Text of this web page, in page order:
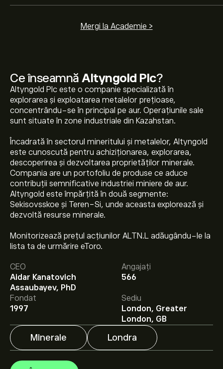
Ce înseamnă Altyngold Plc?
Altyngold Plc este o companie specializată în
explorarea și exploatarea metalelor prețioase,
concentrându-se în principal pe aur. Operațiunile sale
sunt situate în zone industriale din Kazahstan.
Încadrată în sectorul mineritului și metalelor, Altyngold
este cunoscută pentru achiziționarea, explorarea,
descoperirea și dezvoltarea proprietăților minerale.
Compania are un portofoliu de produse ce aduce
contribuții semnificative industriei miniere de aur.
Altyngold este împărțită în două segmente:
Sekisovsskoe și Teren-Si, unde aceasta explorează și
dezvoltă resurse minerale.
Monitorizează prețul acțiunilor ALTN.L adăugându-le la
lista ta de urmărire eToro.
CEO
Aidar Kanatovich
Assaubayev, PhD
Angajați
566
Fondat
1997
Sediu
London, Greater
London, GB
Minerale Londra
Mergi la Academie >
Prețul actual al acțiunilor ALTN.L este 978.00‎p‎.
Prețul țintă mediu pentru acțiunile Altyngold Plc este
978.00‎p‎.Creează-ți un cont
previziunile analiștilor și ținte de preț.
Analiștii oferă previziuni pentru acțiunile Altyngold Plc
bazate pe tendințele pieței, rapoarte financiare și
creșterea estimată. Verifică cele mai recente previziuni